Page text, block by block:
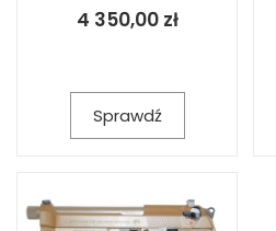
4 350,00 zł
Sprawdź